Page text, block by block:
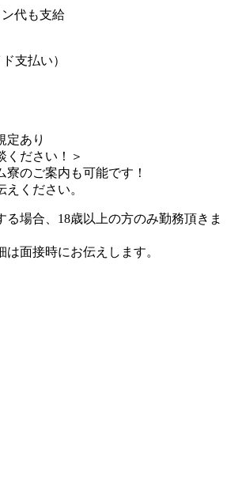
代も支給
支払い）
定あり
ください！＞
のご案内も可能です！
ください。
る場合、18歳以上の方のみ勤務頂きま
は面接時にお伝えします。